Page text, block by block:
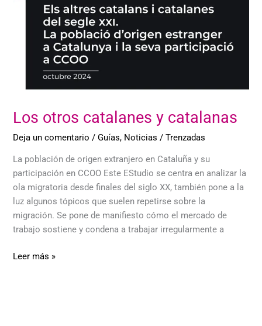
Los otros catalanes y catalanas
Deja un comentario /Guías, Noticias /Trenzadas
La población de origen extranjero en Cataluña y su
participación en CCOO Este EStudio se centra en analizar la
ola migratoria desde finales del siglo XX, también pone a la
luz algunos tópicos que suelen repetirse sobre la
migración. Se pone de manifiesto cómo el mercado de
trabajo sostiene y condena a trabajar irregularmente a
Leer más »